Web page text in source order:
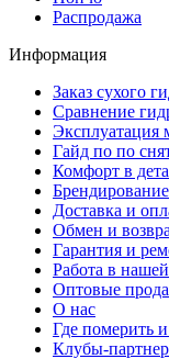
Распродажа
Информация
Заказ сухого
Сравнение
Эксплуатация
Гайд по по
Комфорт в
Брендирование
Доставка и
Обмен и
Гарантия и
Работа в
Оптовые
О нас
Где померить
Клубы-